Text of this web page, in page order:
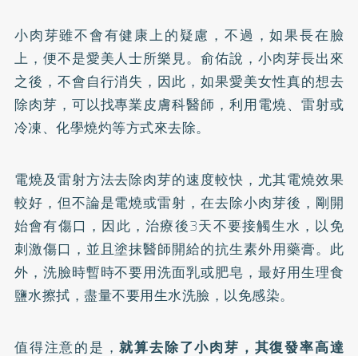
小肉芽雖不會有健康上的疑慮，不過，如果長在臉
上，便不是愛美人士所樂見。俞佑說，小肉芽長出來
之後，不會自行消失，因此，如果愛美女性真的想去
除肉芽，可以找專業皮膚科醫師，利用電燒、雷射或
冷凍、化學燒灼等方式來去除。
電燒及雷射方法去除肉芽的速度較快，尤其電燒效果
較好，但不論是電燒或雷射，在去除小肉芽後，剛開
始會有傷口，因此，治療後3天不要接觸生水，以免
刺激傷口，並且塗抹醫師開給的抗生素外用藥膏。此
外，洗臉時暫時不要用洗面乳或肥皂，最好用生理食
鹽水擦拭，盡量不要用生水洗臉，以免感染。
值得注意的是，就算去除了小肉芽，其復發率高達